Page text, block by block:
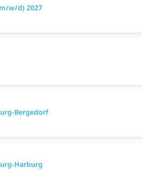
w/d) 2027
Bergedorf
Harburg